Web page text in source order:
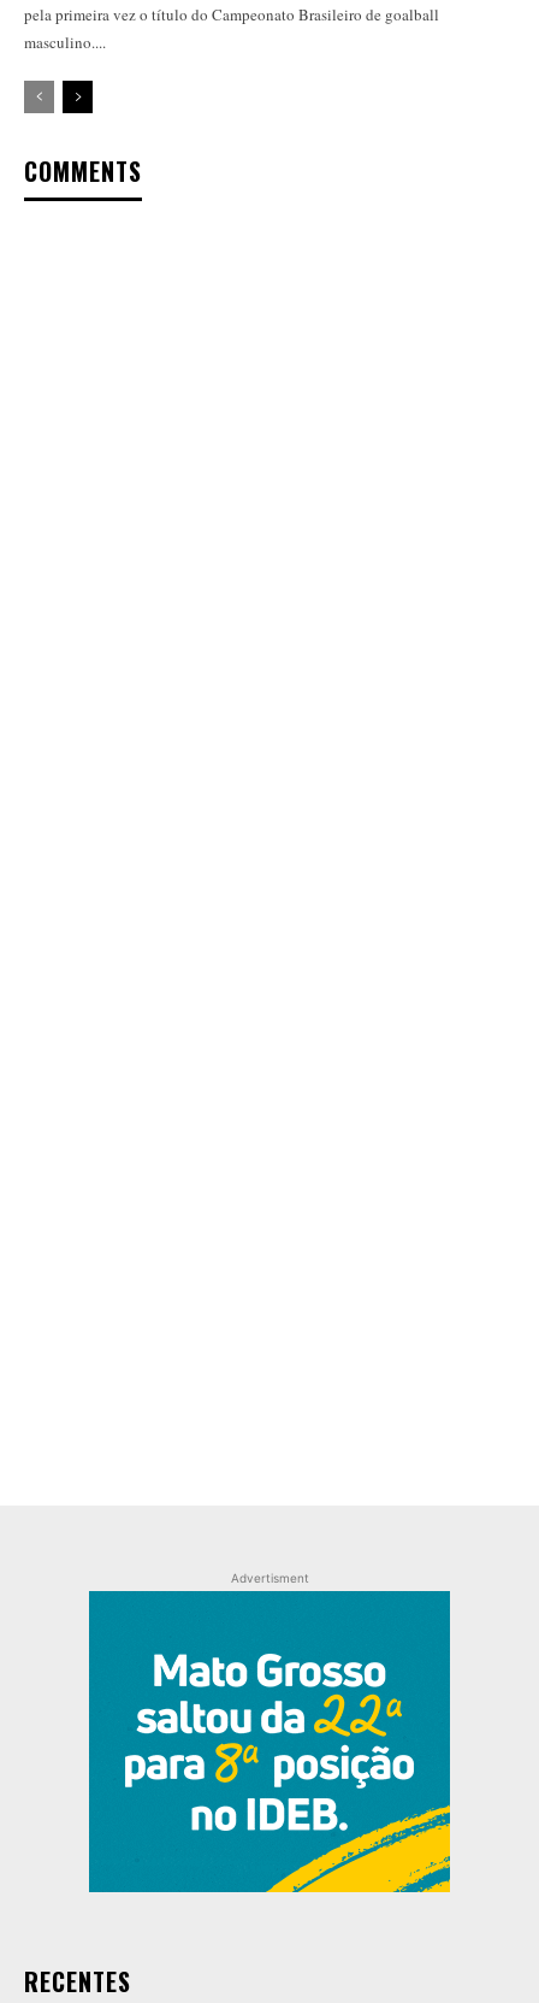
pela primeira vez o título do Campeonato Brasileiro de goalball
masculino....
COMMENTS
Advertisment
RECENTES